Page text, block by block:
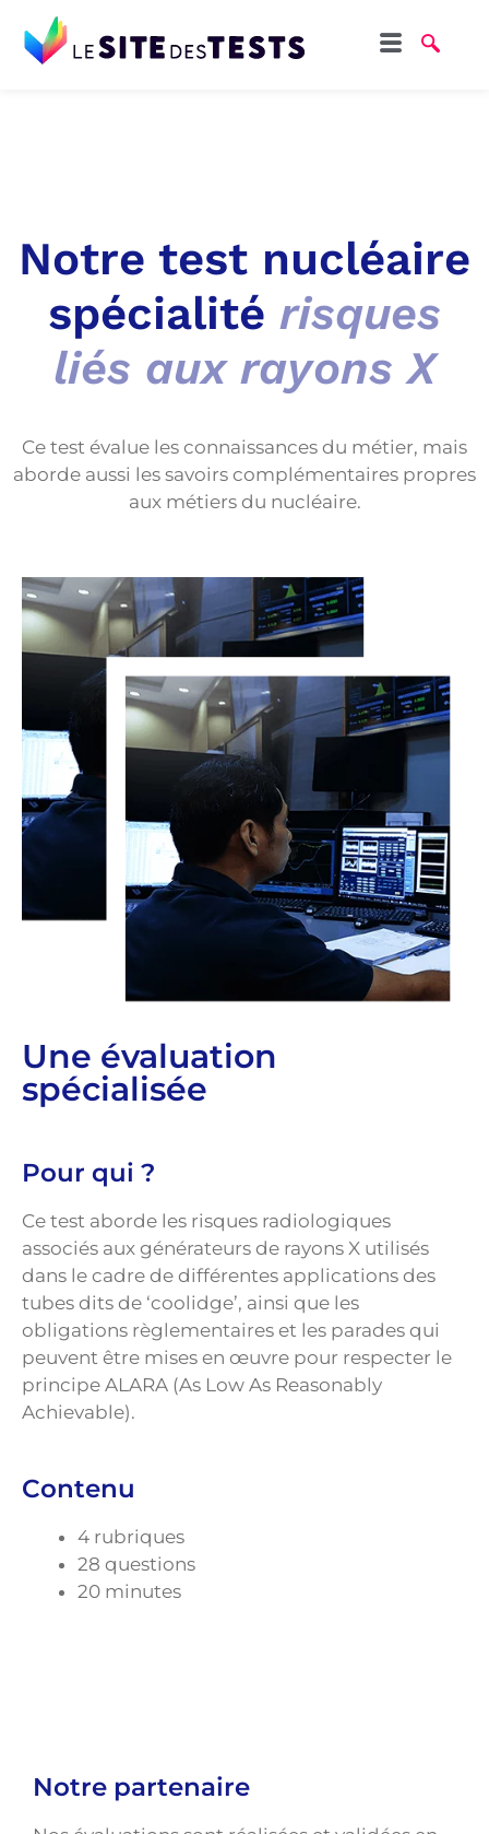
Notre test nucléaire
spécialité risques
liés aux rayons X
Ce test évalue les connaissances du métier, mais
aborde aussi les savoirs complémentaires propres
aux métiers du nucléaire.
Une évaluation
spécialisée
Pour qui ?
Ce test aborde les risques radiologiques
associés aux générateurs de rayons X utilisés
dans le cadre de différentes applications des
tubes dits de ‘coolidge’, ainsi que les
obligations règlementaires et les parades qui
peuvent être mises en œuvre pour respecter le
principe ALARA (As Low As Reasonably
Achievable).
Contenu
4 rubriques
28 questions
20 minutes
Notre partenaire